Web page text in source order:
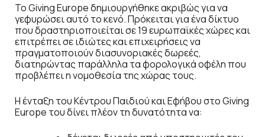
Το Giving Europe δημιουργήθηκε ακριβώς για να
γεφυρώσει αυτό το κενό. Πρόκειται για ένα δίκτυο
που δραστηριοποιείται σε 19 ευρωπαϊκές χώρες και
επιτρέπει σε ιδιώτες και επιχειρήσεις να
πραγματοποιούν διασυνοριακές δωρεές,
διατηρώντας παράλληλα τα φορολογικά οφέλη που
προβλέπει η νομοθεσία της χώρας τους.
Η ένταξη του Κέντρου Παιδιού και Εφήβου στο Giving
Europe του δίνει πλέον τη δυνατότητα να: